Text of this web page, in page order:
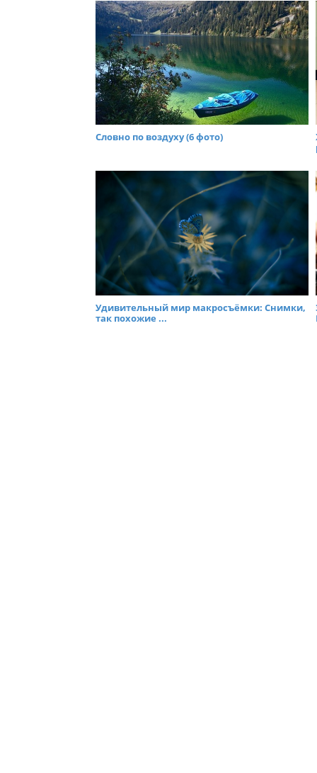
Словно по воздуху (6 фото)
Удивительный мир макросъёмки: Снимки,
так похожие ...